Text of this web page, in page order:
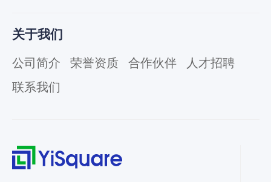
关于我们
公司简介 荣誉资质 合作伙伴
人才招聘
联系我们